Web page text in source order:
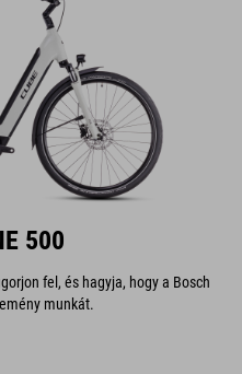
500
fel, és hagyja, hogy a Bosch
munkát.